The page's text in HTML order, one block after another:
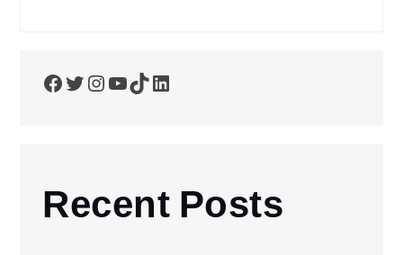
Facebook
Twitter
Instagram
YouTube
TikTokLinkedIn
Recent Posts